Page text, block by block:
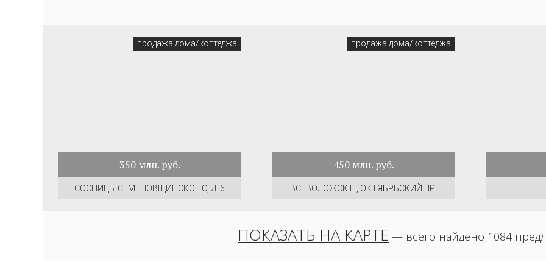
продажа дома/коттеджа
350млн. руб.
СОСНИЦЫ СЕМЕНОВЩИНСКОЕ С, Д. 6
продажа дома/коттеджа
450млн. руб.
ВСЕВОЛОЖСК Г., ОКТЯБРЬСКИЙ ПР.
ПОКАЗАТЬ НА КАРТЕ — всего найдено 1084